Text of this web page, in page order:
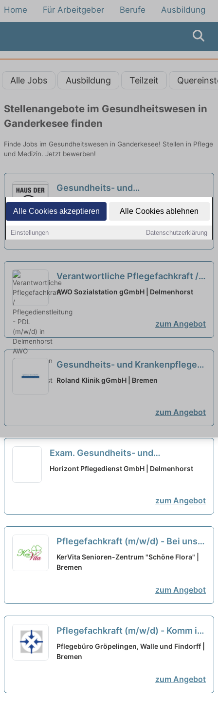
Alle Cookies akzeptieren Alle Cookies ablehnen
Einstellungen Datenschutzerklärung
Home Für Arbeitgeber Berufe Ausbildung
Alle Jobs Ausbildung Teilzeit
Stellenangebote im Gesundheitswesen in
Ganderkesee finden
Finde Jobs im Gesundheitswesen in Ganderkesee! Stellen in Pflege
und Medizin. Jetzt bewerben!
Gesundheits- und
Krankenpfleger:in (m/w/d) für den
Tagdienst - Komm ins Team! neu
Haus der Blinden | Bremen
zum Angebot
Verantwortliche Pflegefachkraft /
Pflegedienstleitung - PDL (m/w/d)
AWO Sozialstation gGmbH | Delmenhorst
zum Angebot
Gesundheits- und Krankenpfleger /
Pflegefachfrau/-mann (m/w/d)
Roland Klinik gGmbH | Bremen
zum Angebot
Exam. Gesundheits- und
Krankenpfleger (m/w/d) in
Horizont Pflegedienst GmbH | Delmenhorst
zum Angebot
Pflegefachkraft (m/w/d) - Bei uns
kannst Du Dich geborgen fühlen!
neu
KerVita Senioren-Zentrum "Schöne Flora" |
Bremen
zum Angebot
Pflegefachkraft (m/w/d) - Komm in
unser kleines Team! neu
Pflegebüro Gröpelingen, Walle und Findorff |
Bremen
zum Angebot